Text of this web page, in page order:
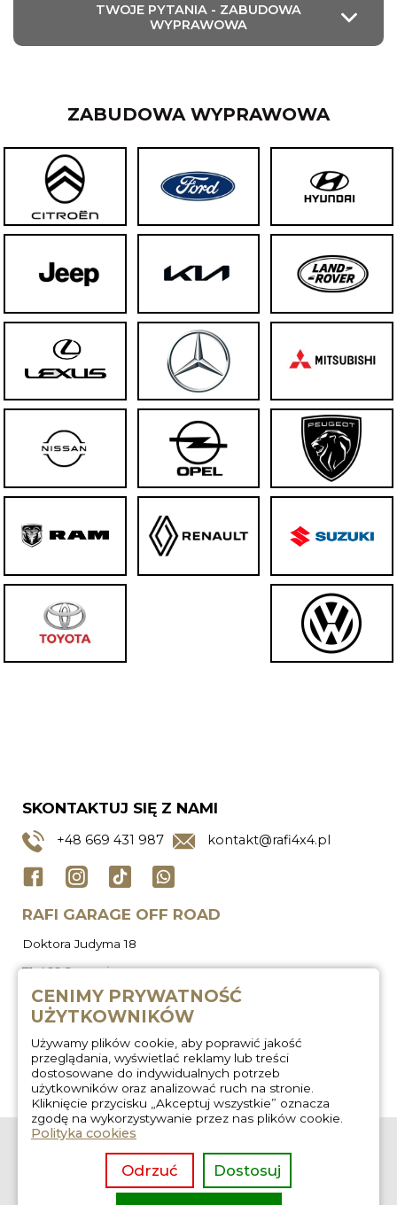
TWOJE PYTANIA - ZABUDOWA
WYPRAWOWA
ZABUDOWA WYPRAWOWA
Zabudowa
wyprawowa
Wygłuszanie aut
Usługi off road
Regulamin
Kontakt
SKONTAKTUJ SIĘ Z NAMI
+48 669 431 987 kontakt@rafi4x4.pl
RAFI GARAGE OFF ROAD
Doktora Judyma 18
71-466 Szczecin
CENIMY PRYWATNOŚĆ
UŻYTKOWNIKÓW
Używamy plików cookie, aby poprawić jakość
przeglądania, wyświetlać reklamy lub treści
dostosowane do indywidualnych potrzeb
użytkowników oraz analizować ruch na stronie.
Kliknięcie przycisku „Akceptuj wszystkie” oznacza
zgodę na wykorzystywanie przez nas plików cookie.
Polityka cookies
Odrzuć Dostosuj